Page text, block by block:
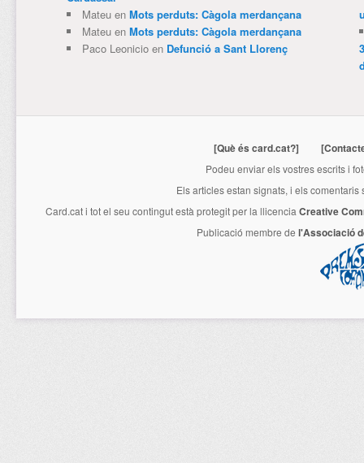
Mateuen Mots perduts: Càgola merdançana
Mateuen Mots perduts: Càgola merdançana
Paco Leonicioen Defunció a Sant Llorenç
[Què és card.cat?]
Podeu enviar els vostres escrits i
Els articles estan signats, i els
Card.cati tot el seu contingut està protegit per la llicencia Creative
Publicació membre de l'Associació